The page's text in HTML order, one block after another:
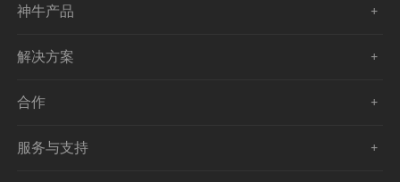
神牛产品
解决方案
合作
服务与支持